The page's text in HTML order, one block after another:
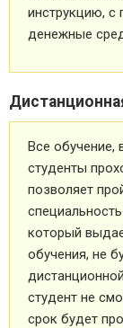
инструкцию,
денежные
Все обучение,
студенты
позволяет
который
обучения, не
студент не
срок будет